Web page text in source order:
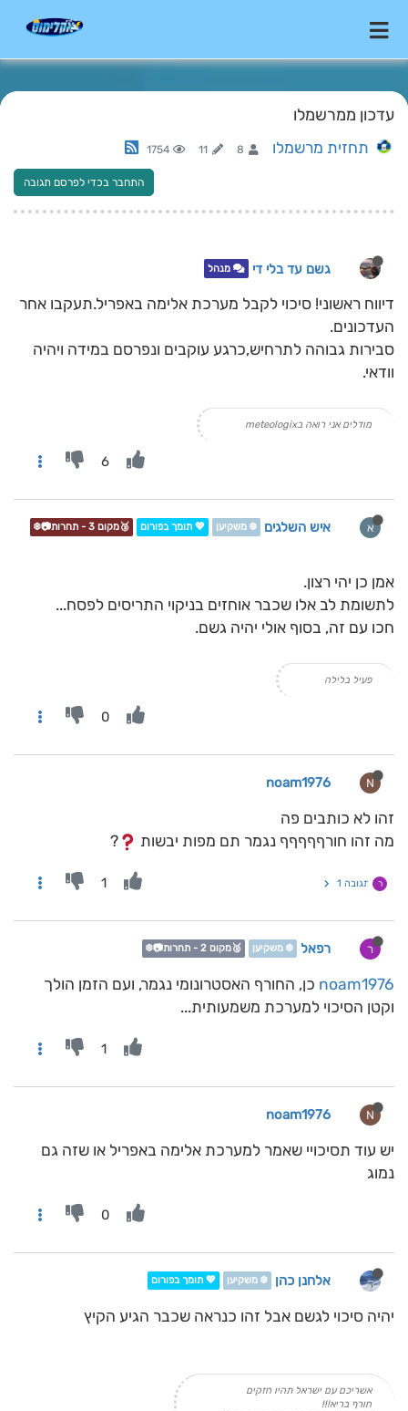
עדכון ממרשמלו
תחזית מרשמלו 8
11
1754
התחבר בכדי לפרסם תגובה
גשם עד בלי די מנהל
דיווח ראשוני! סיכוי לקבל מערכת אלימה באפריל.תעקבו אחר
העדכונים.
סבירות גבוהה לתרחיש,כרגע עוקבים ונפרסם במידה ויהיה
וודאי.
מודלים אני רואה בmeteologix
6
א איש השלגים ❄️ משקיען 💖 תומך בפורום 🥉מקום 3 - תחרות📷❄️
אמן כן יהי רצון.
לתשומת לב אלו שכבר אוחזים בניקוי התריסים לפסח...
חכו עם זה, בסוף אולי יהיה גשם.
פעיל בלילה
0
N
noam1976
זהו לא כותבים פה
מה זהו חורףףףףף נגמר תם מפות יבשות
?
ר תגובה 1 1
ר רפאל ❄️ משקיען 🥈מקום 2 - תחרות📷❄️
noam1976 כן, החורף האסטרונומי נגמר, ועם הזמן הולך
וקטן הסיכוי למערכת משמעותית...
1
N
noam1976
יש עוד תסיכויי שאמר למערכת אלימה באפריל או שזה גם
נמוג
0
אלחנן כהן ❄️ משקיען 💖 תומך בפורום
יהיה סיכוי לגשם אבל זהו כנראה שכבר הגיע הקיץ
אשריכם עם ישראל תהיו חזקים
חורף בריא!!!